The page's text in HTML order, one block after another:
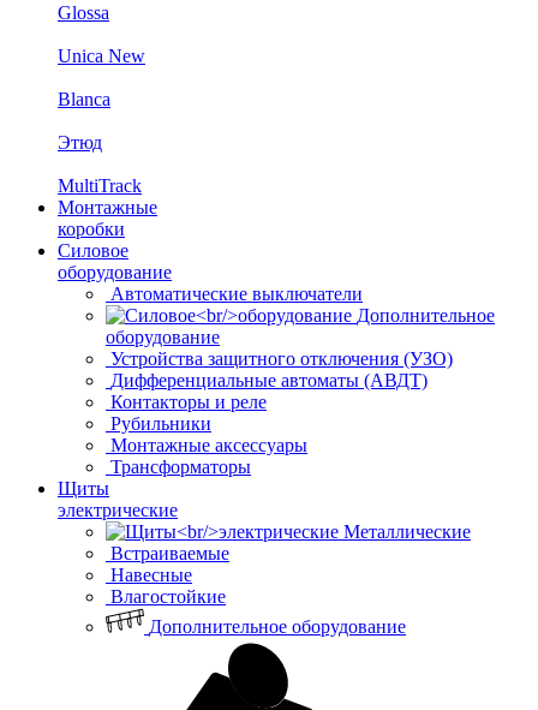
Glossa
Unica New
Blanca
Этюд
MultiTrack
Монтажные
коробки
Силовое
оборудование
Автоматические выключатели
Дополнительное
оборудование
Устройства защитного отключения (УЗО)
Дифференциальные автоматы (АВДТ)
Контакторы и реле
Рубильники
Монтажные аксессуары
Трансформаторы
Щиты
электрические
Металлические
Встраиваемые
Навесные
Влагостойкие
Дополнительное оборудование